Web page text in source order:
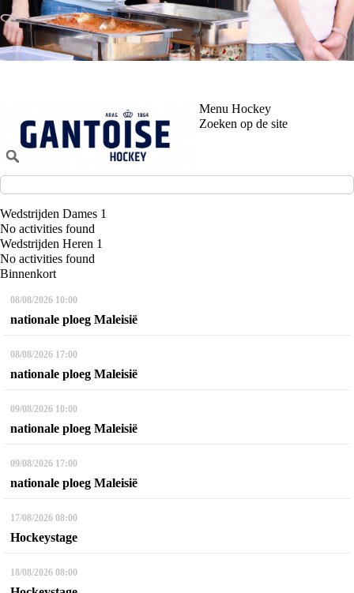
Menu Hockey
Zoeken op de site
Wedstrijden Dames 1
No activities found
Wedstrijden Heren 1
No activities found
Binnenkort
08/08/2026 10:00
nationale ploeg Maleisië
08/08/2026 17:00
nationale ploeg Maleisië
09/08/2026 10:00
nationale ploeg Maleisië
09/08/2026 17:00
nationale ploeg Maleisië
17/08/2026 08:00
Hockeystage
18/08/2026 08:00